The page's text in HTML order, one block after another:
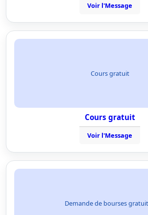
Voir l'Message
Cours gratuit
Cours gratuit
Voir l'Message
Demande de bourses